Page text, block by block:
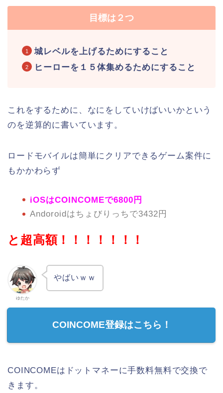
目標は２つ
城レベルを上げるためにすること
ヒーローを１５体集めるためにすること
これをするために、なにをしていけばいいかという
のを逆算的に書いています。
ロードモバイルは簡単にクリアできるゲーム案件に
もかかわらず
iOSはCOINCOMEで6800円
Andoroidはちょびりっちで3432円
と超高額！！！！！！！
ゆたか
やばいｗｗ
COINCOME登録はこちら！
COINCOMEはドットマネーに手数料無料で交換で
きます。